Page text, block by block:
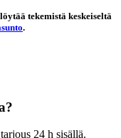
tekemistä keskeiseltä
.
?
24 h sisällä.